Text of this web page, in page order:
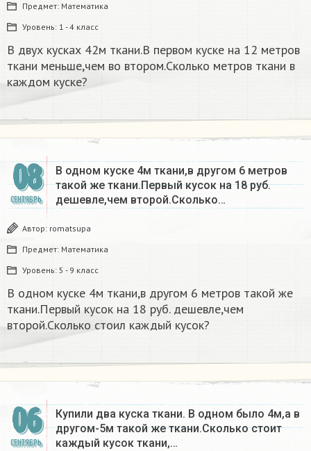
Предмет: Математика
Уровень: 1 - 4 класс
В двух кусках 42м ткани.В первом куске на 12 метров
ткани меньше,чем во втором.Сколько метров ткани в
каждом куске?
08
СЕНТЯБРЬ
В одном куске 4м ткани,в другом 6 метров
такой же ткани.Первый кусок на 18 руб.
дешевле,чем второй.Сколько…
Автор: romatsupa
Предмет: Математика
Уровень: 5 - 9 класс
В одном куске 4м ткани,в другом 6 метров такой же
ткани.Первый кусок на 18 руб. дешевле,чем
второй.Сколько стоил каждый кусок?
06
СЕНТЯБРЬ
Купили два куска ткани. В одном было 4м,а в
другом-5м такой же ткани.Сколько стоит
каждый кусок ткани,…